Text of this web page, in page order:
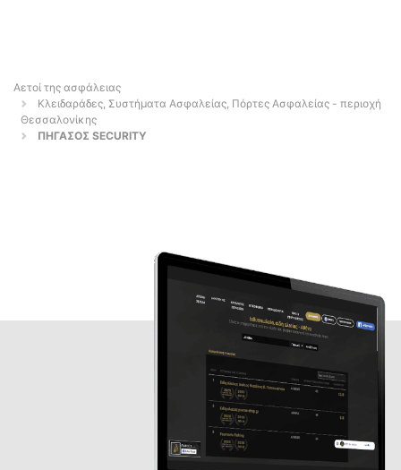
Αετοί της ασφάλειας
Κλειδαράδες, Συστήματα Ασφαλείας, Πόρτες Ασφαλείας - περιοχή
Θεσσαλονίκης
ΠΗΓΑΣΟΣ SECURITY